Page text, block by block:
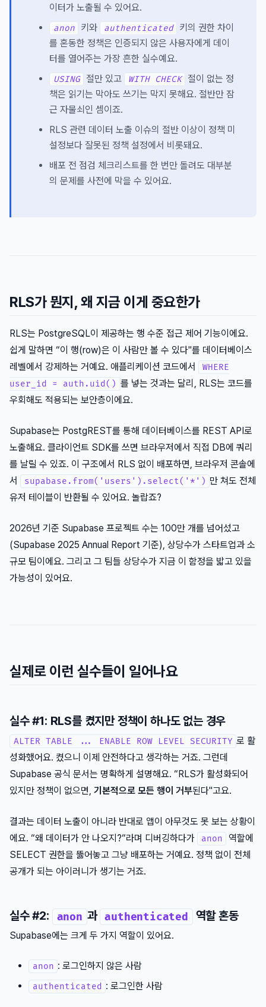
이터가 노출될 수 있어요.
anon 키와 authenticated
키의 권한 차이
를 혼동한 정책은 인증되지 않은 사용자에게 데이
터를 열어주는 가장 흔한 실수예요.
USING 절만 있고 WITH CHECK
절이 없는 정
책은 읽기는 막아도 쓰기는 막지 못해요. 절반만 잠
근 자물쇠인 셈이죠.
RLS 관련 데이터 노출 이슈의 절반 이상이 정책 미
설정보다 잘못된 정책 설정에서 비롯돼요.
배포 전 점검 체크리스트를 한 번만 돌려도 대부분
의 문제를 사전에 막을 수 있어요.
RLS가 뭔지, 왜 지금 이게 중요한가
RLS는 PostgreSQL이 제공하는 행 수준 접근 제어 기능이에요.
쉽게 말하면 “이 행(row)은 이 사람만 볼 수 있다"를 데이터베이스
레벨에서 강제하는 거예요. 애플리케이션 코드에서
WHERE
user_id = auth.uid() 를 넣는 것과는 달리, RLS는 코드를
우회해도 적용되는 보안층이에요.
Supabase는 PostgREST를 통해 데이터베이스를 REST API로
노출해요. 클라이언트 SDK를 쓰면 브라우저에서 직접 DB에 쿼리
를 날릴 수 있죠. 이 구조에서 RLS 없이 배포하면, 브라우저 콘솔에
서
supabase.from('users').select('*') 만 쳐도 전체
유저 테이블이 반환될 수 있어요. 놀랍죠?
2026년 기준 Supabase 프로젝트 수는 100만 개를 넘어섰고
(Supabase 2025 Annual Report 기준), 상당수가 스타트업과 소
규모 팀이에요. 그리고 그 팀들 상당수가 지금 이 함정을 밟고 있을
가능성이 있어요.
실제로 이런 실수들이 일어나요
실수 #1: RLS를 켰지만 정책이 하나도 없는 경우
ALTER TABLE ... ENABLE ROW LEVEL SECURITY 로 활
성화했어요. 켰으니 이제 안전하다고 생각하는 거죠. 그런데
Supabase 공식 문서는 명확하게 설명해요. “RLS가 활성화되어
있지만 정책이 없으면, 기본적으로 모든 행이 거부된다"고요.
결과는 데이터 노출이 아니라 반대로 앱이 아무것도 못 보는 상황이
에요. “왜 데이터가 안 나오지?“라며 디버깅하다가
anon
역할에
SELECT 권한을 뚫어놓고 그냥 배포하는 거예요. 정책 없이 전체
공개가 되는 아이러니가 생기는 거죠.
실수 #2: anon 과 authenticated 역할 혼동
Supabase에는 크게 두 가지 역할이 있어요.
anon : 로그인하지 않은 사람
authenticated : 로그인한 사람